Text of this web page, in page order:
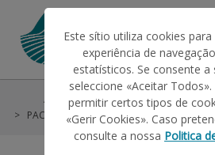
O IFAP
Ajudas/Apoios Outras Ajudas
PAC 2007-2013
Artigo 68º
Este sítio utiliza cookies
experiência de
estatísticos. Se consente a
seleccione «Aceitar
permitir certos tipos de
«Gerir Cookies». Caso
consulte a nossa Politica